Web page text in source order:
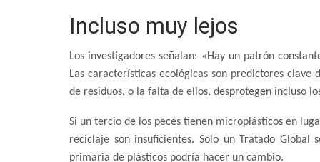
Incluso muy lejos
Los investigadores señalan: «Hay un patrón
Las características ecológicas son predictores clave
de residuos, o la falta de ellos, desprotegen incluso
Si un tercio de los peces tienen microplásticos en
reciclaje son insuficientes. Solo un Tratado
primaria de plásticos podría hacer un cambio.